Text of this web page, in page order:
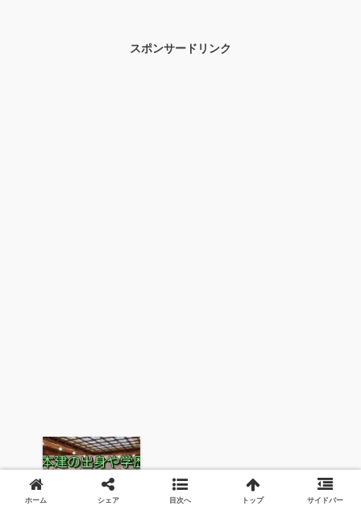
して最近話題になっている“衝撃の新
スポンサードリンク
山本建の出身や学歴・経歴まとめ｜家族構成と衆
院選出馬の真相
ホーム シェア 目次へ トップ サイドバー